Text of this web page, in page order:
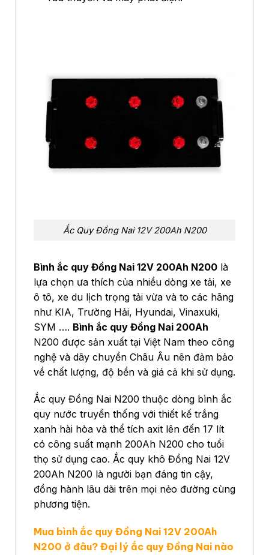
Ắc Quy Đồng Nai 12V 200Ah N200
Bình ắc quy Đồng Nai 12V 200Ah N200 là
lựa chọn ưa thích của nhiều dòng xe tải, xe
ô tô, xe du lịch trọng tải vừa và to các hãng
như KIA, Trường Hải, Hyundai, Vinaxuki,
SYM …. Bình ắc quy Đồng Nai 200Ah
N200 được sản xuất tại Việt Nam theo công
nghệ và dây chuyền Châu Âu nên đảm bảo
về chất lượng, độ bền và giá cả khi sử dụng.
Ắc quy Đồng Nai N200 thuộc dòng bình ắc
quy nước truyền thống với thiết kế trắng
xanh hài hòa và thể tích axit lên đến 17 lít
có công suất mạnh 200Ah N200 cho tuổi
thọ sử dụng cao. Ắc quy khô Đồng Nai 12V
200Ah N200 là người bạn đáng tin cậy,
đồng hành lâu dài trên mọi nẻo đường cùng
phương tiện.
Mua bình ắc quy Đồng Nai 12V 200Ah
N200 ở đâu? Đại lý ắc quy Đồng Nai nào